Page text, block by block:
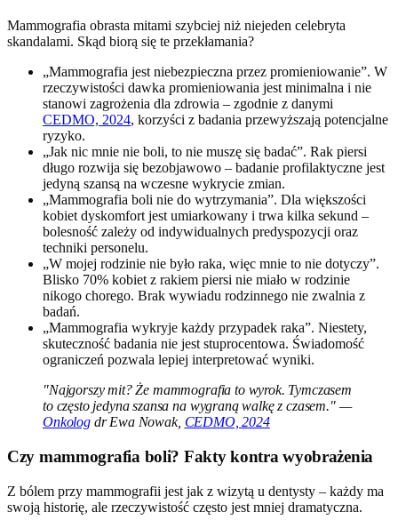
Mammografia obrasta mitami szybciej niż niejeden celebryta
skandalami. Skąd biorą się te przekłamania?
„Mammografia jest niebezpieczna przez promieniowanie”. W
rzeczywistości dawka promieniowania jest minimalna i nie
stanowi zagrożenia dla zdrowia – zgodnie z danymi
CEDMO, 2024, korzyści z badania przewyższają potencjalne
ryzyko.
„Jak nic mnie nie boli, to nie muszę się badać”. Rak piersi
długo rozwija się bezobjawowo – badanie profilaktyczne jest
jedyną szansą na wczesne wykrycie zmian.
„Mammografia boli nie do wytrzymania”. Dla większości
kobiet dyskomfort jest umiarkowany i trwa kilka sekund –
bolesność zależy od indywidualnych predyspozycji oraz
techniki personelu.
„W mojej rodzinie nie było raka, więc mnie to nie dotyczy”.
Blisko 70% kobiet z rakiem piersi nie miało w rodzinie
nikogo chorego. Brak wywiadu rodzinnego nie zwalnia z
badań.
„Mammografia wykryje każdy przypadek raka”. Niestety,
skuteczność badania nie jest stuprocentowa. Świadomość
ograniczeń pozwala lepiej interpretować wyniki.
"Najgorszy mit? Że mammografia to wyrok. Tymczasem
to często jedyna szansa na wygraną walkę z czasem." —
Onkologdr Ewa Nowak, CEDMO, 2024
Czy mammografia boli? Fakty kontra wyobrażenia
Z bólem przy mammografii jest jak z wizytą u dentysty – każdy ma
swoją historię, ale rzeczywistość często jest mniej dramatyczna.